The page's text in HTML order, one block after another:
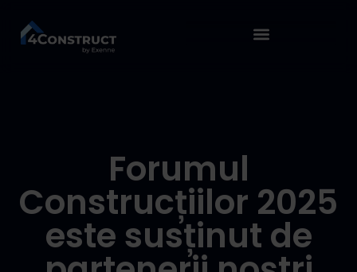
Forumul
Construcțiilor 2025
este susținut de